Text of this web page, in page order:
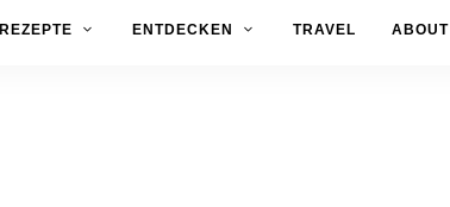
Stilettos
Food
Blog
REZEPTE ENTDECKEN TRAVEL ABOUT